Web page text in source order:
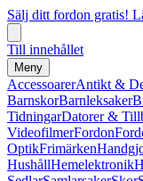
Sälj ditt fordon gratis!
Till innehållet
Meny
AccessoarerAntikt &
BarnskorBarnleksaker
TidningarDatorer &
VideofilmerFordon
OptikFrimärken
HushållHemelektronik